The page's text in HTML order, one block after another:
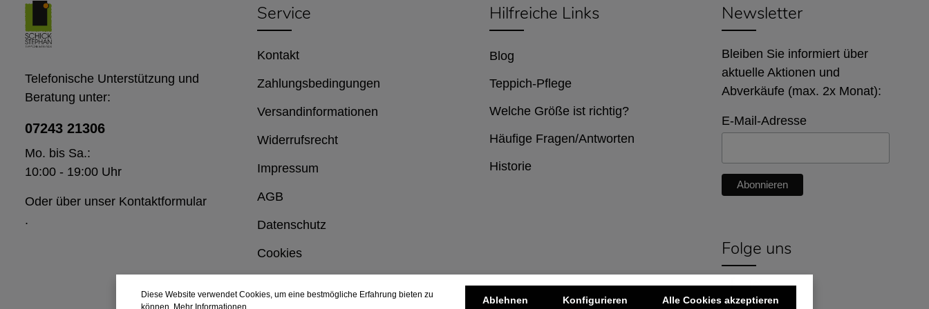
Service
Kontakt
Zahlungsbedingungen
Versandinformationen
Widerrufsrecht
Impressum
AGB
Datenschutz
Cookies
Newsletter
Bleiben Sie informiert über
aktuelle Aktionen und
Abverkäufe (max. 2x Monat):
E-Mail-Adresse
Folge uns
Telefonische Unterstützung und
Beratung unter:
07243 21306
Mo. bis Sa.:
10:00 - 19:00 Uhr
Oder über unser Kontaktformular
.
Hilfreiche Links
Blog
Teppich-Pflege
Welche Größe ist richtig?
Häufige Fragen/Antworten
Historie
Diese Website verwendet Cookies, um eine bestmögliche Erfahrung bieten zu
können. Mehr Informationen ...
Ablehnen Konfigurieren Alle Cookies akzeptieren